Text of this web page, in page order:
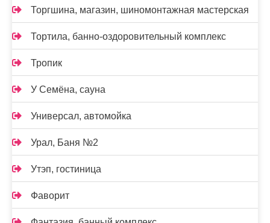
Торгшина, магазин, шиномонтажная мастерская
Тортила, банно-оздоровительный комплекс
Тропик
У Семёна, сауна
Универсал, автомойка
Урал, Баня №2
Утэп, гостиница
Фаворит